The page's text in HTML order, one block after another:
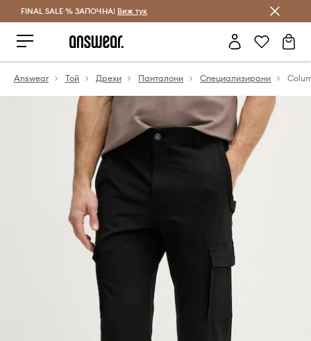
Спестявай с Answear Club
FINAL SALE % ЗАПОЧНА! Виж тук
Answear Той Дрехи Панталони Специализирани